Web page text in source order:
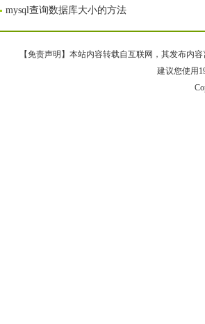
mysql查询数据库大小的方法
【免责声明】本站内容转载自互联网，其发布内
建议您使用